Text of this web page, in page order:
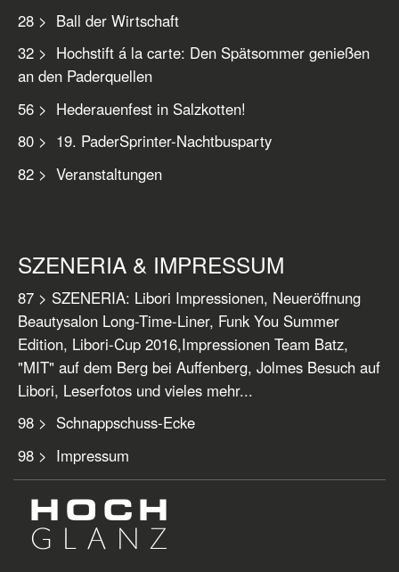
28 > Ball der Wirtschaft
32 > Hochstift á la carte: Den Spätsommer genießen
an den Paderquellen
56 > Hederauenfest in Salzkotten!
80 > 19. PaderSprinter-Nachtbusparty
82 > Veranstaltungen
SZENERIA & IMPRESSUM
87 > SZENERIA: Libori Impressionen, Neueröffnung
Beautysalon Long-Time-Liner, Funk You Summer
Edition, Libori-Cup 2016,Impressionen Team Batz,
"MIT" auf dem Berg bei Auffenberg, Jolmes Besuch auf
Libori, Leserfotos und vieles mehr...
98 > Schnappschuss-Ecke
98 > Impressum